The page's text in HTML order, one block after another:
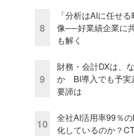
8
「分析はAIに任せ
像──好業績企業に
も解く
9
財務・会計DXは、
か BI導入でも予
要諦は
10
全社AI活用率99％
化しているのか？